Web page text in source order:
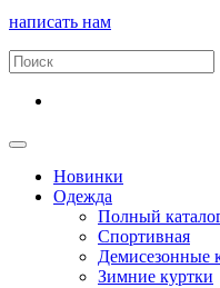
написать нам
Новинки
Одежда
Полный
Спортивная
Демисезонные
Зимние куртки